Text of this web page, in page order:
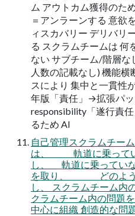
ム アウトカム獲得のた
＝アンラーンする 意欲
ィスカバリー デリバリ
る スクラムチームは 何
ない サブチーム/階層
人数の記載なし) 機能
スにより 集中と⼀貫
年版「責任」→拡張パ
responsibility「遂行責
るため AI
自己管理スクラムチー
は、 軌道に乗ってい
し、 軌道に乗ってい
を取り、 どのよう
し、 スクラムチーム内
クラムチーム内の問題
中心に組織 創造的な問